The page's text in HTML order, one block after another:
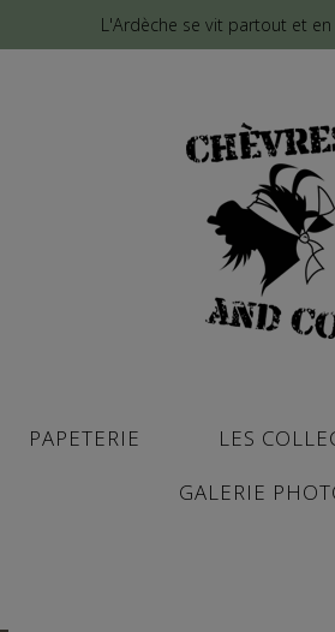
L'Ardèche se vit partout et
PAPETERIE LES
GALERIE